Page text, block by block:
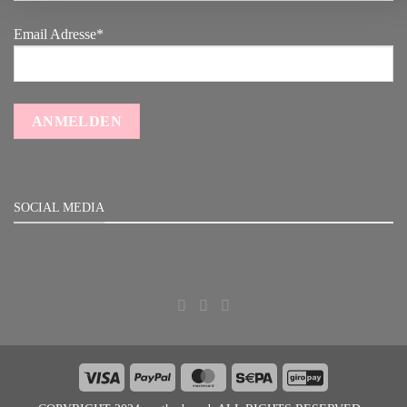
Email Adresse*
SOCIAL MEDIA
Visa PayPal MasterCard Sepa GiroPay